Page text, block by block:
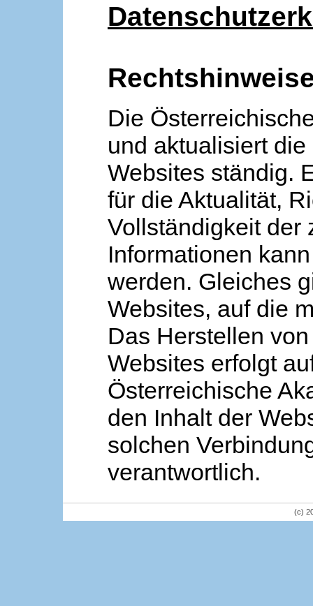
Die
und aktualisiert
Websites ständig.
für die Aktualität,
Vollständigkeit der
Informationen
werden. Gleiches
Websites, auf die
Das Herstellen
Websites erfolgt
Österreichische
den Inhalt der
solchen
verantwortlich.
(c)